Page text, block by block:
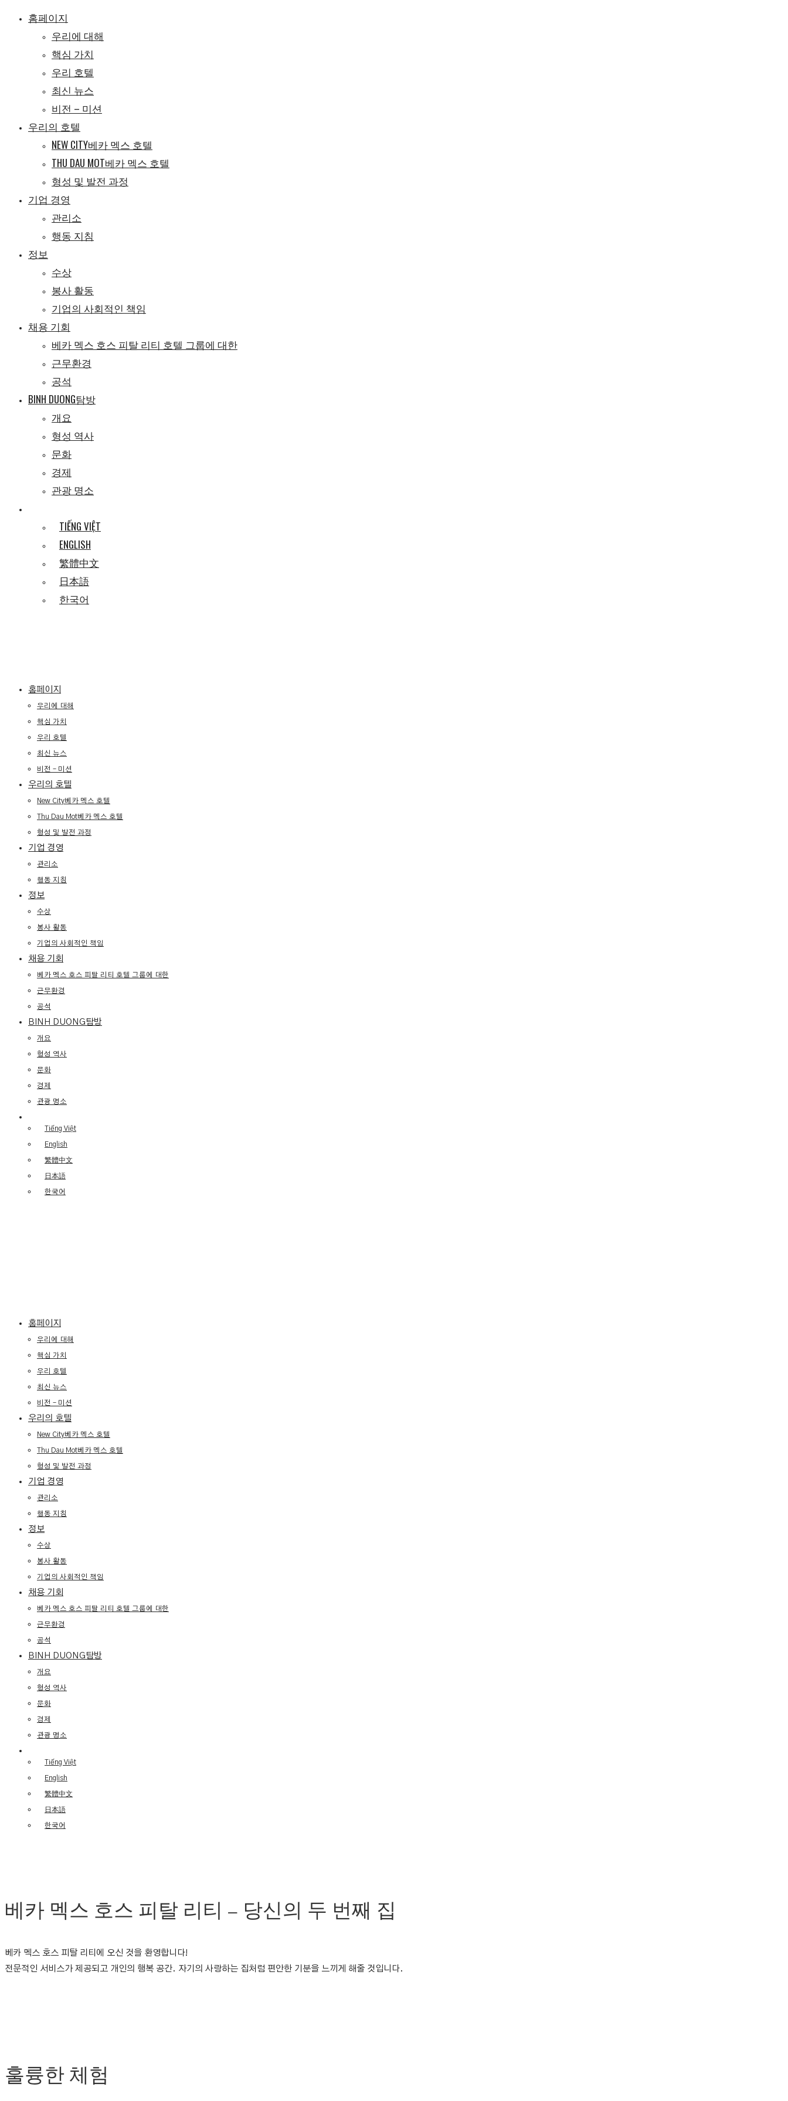
홈페이지
우리에 대해
핵심 가치
우리 호텔
최신 뉴스
비전 – 미션
우리의 호텔
NEW CITY베카 멕스 호텔
THU DAU MOT베카 멕스 호텔
형성 및 발전 과정
기업 경영
관리소
행동 지침
정보
수상
봉사 활동
기업의 사회적인 책임
채용 기회
베카 멕스 호스 피탈 리티 호텔 그룹에 대한
근무환경
공석
BINH DUONG탐방
개요
형성 역사
문화
경제
관광 명소
TIẾNG VIỆT
ENGLISH
繁體中文
日本語
한국어
홈페이지
우리에 대해
핵심 가치
우리 호텔
최신 뉴스
비전 – 미션
우리의 호텔
New City베카 멕스 호텔
Thu Dau Mot베카 멕스 호텔
형성 및 발전 과정
기업 경영
관리소
행동 지침
정보
수상
봉사 활동
기업의 사회적인 책임
채용 기회
베카 멕스 호스 피탈 리티 호텔 그룹에 대한
근무환경
공석
BINH DUONG탐방
개요
형성 역사
문화
경제
관광 명소
Tiếng Việt
English
繁體中文
日本語
한국어
홈페이지
우리에 대해
핵심 가치
우리 호텔
최신 뉴스
비전 – 미션
우리의 호텔
New City베카 멕스 호텔
Thu Dau Mot베카 멕스 호텔
형성 및 발전 과정
기업 경영
관리소
행동 지침
정보
수상
봉사 활동
기업의 사회적인 책임
채용 기회
베카 멕스 호스 피탈 리티 호텔 그룹에 대한
근무환경
공석
BINH DUONG탐방
개요
형성 역사
문화
경제
관광 명소
Tiếng Việt
English
繁體中文
日本語
한국어
베카 멕스 호스 피탈 리티 – 당신의 두 번째 집
베카 멕스 호스 피탈 리티에 오신 것을 환영합니다!
전문적인 서비스가 제공되고 개인의 행복 공간. 자기의 사랑하는 집처럼 편안한 기분을 느끼게 해줄 것입니다.
훌륭한 체험